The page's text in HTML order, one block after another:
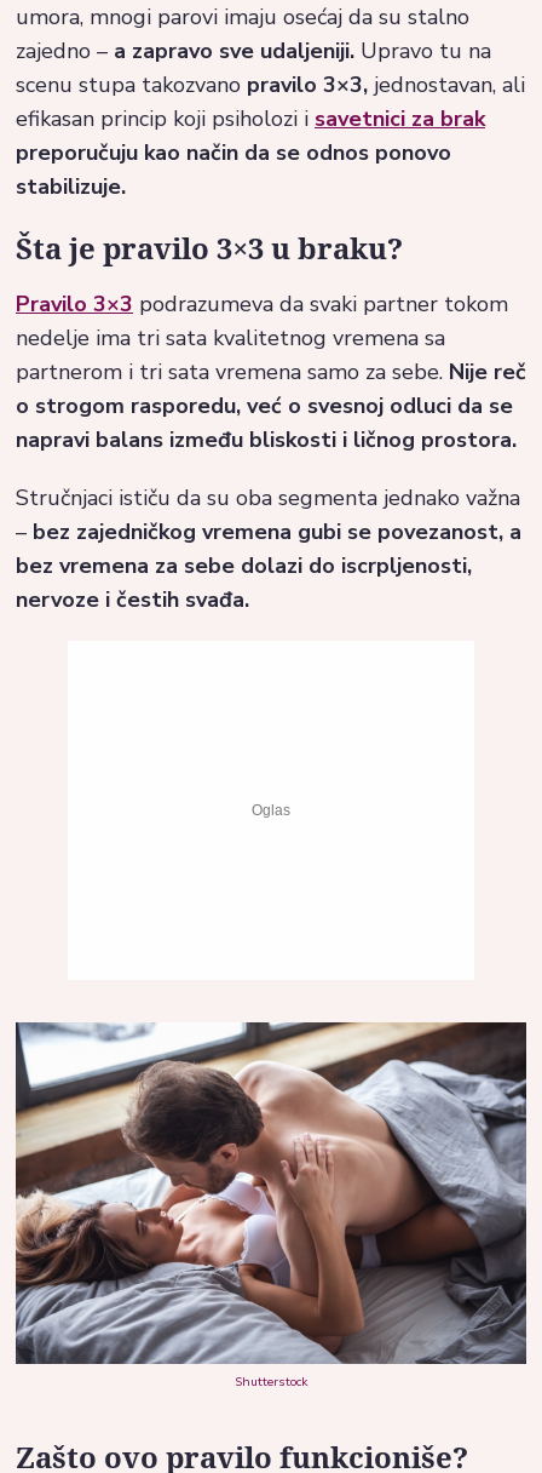
umora, mnogi parovi imaju osećaj da su stalno
zajedno – a zapravo sve udaljeniji. Upravo tu na
scenu stupa takozvano pravilo 3×3, jednostavan, ali
efikasan princip koji psiholozi i savetnici za brak
preporučuju kao način da se odnos ponovo
stabilizuje.
Šta je pravilo 3×3 u braku?
Pravilo 3×3 podrazumeva da svaki partner tokom
nedelje ima tri sata kvalitetnog vremena sa
partnerom i tri sata vremena samo za sebe. Nije reč
o strogom rasporedu, već o svesnoj odluci da se
napravi balans između bliskosti i ličnog prostora.
Stručnjaci ističu da su oba segmenta jednako važna
– bez zajedničkog vremena gubi se povezanost, a
bez vremena za sebe dolazi do iscrpljenosti,
nervoze i čestih svađa.
Shutterstock
Zašto ovo pravilo funkcioniše?